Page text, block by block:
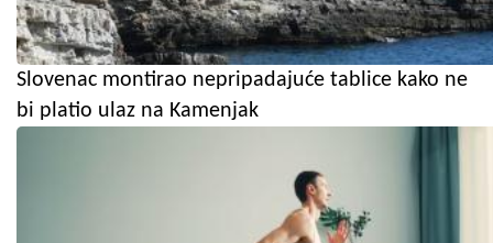
Slovenac montirao nepripadajuće tablice kako ne
bi platio ulaz na Kamenjak